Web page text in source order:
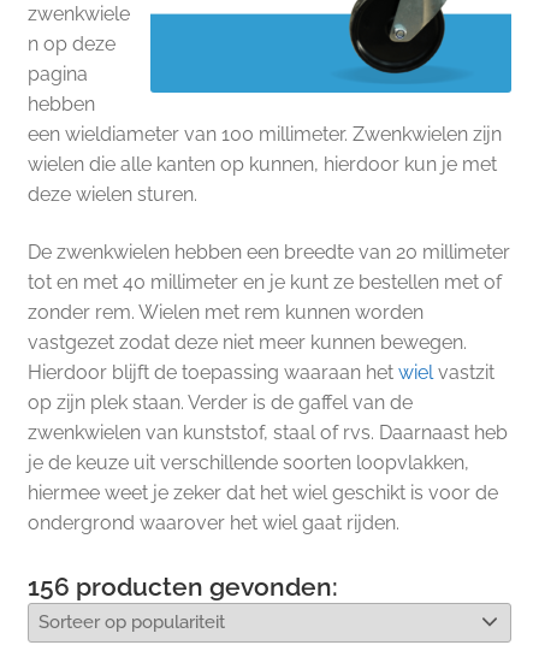
Klantenservice
zwenkwiele
n op deze
pagina
hebben
een wieldiameter van 100 millimeter. Zwenkwielen zijn
wielen die alle kanten op kunnen, hierdoor kun je met
deze wielen sturen.
De zwenkwielen hebben een breedte van 20 millimeter
tot en met 40 millimeter en je kunt ze bestellen met of
zonder rem. Wielen met rem kunnen worden
vastgezet zodat deze niet meer kunnen bewegen.
Hierdoor blijft de toepassing waaraan het wiel vastzit
op zijn plek staan. Verder is de gaffel van de
zwenkwielen van kunststof, staal of rvs. Daarnaast heb
je de keuze uit verschillende soorten loopvlakken,
hiermee weet je zeker dat het wiel geschikt is voor de
ondergrond waarover het wiel gaat rijden.
156 producten gevonden: